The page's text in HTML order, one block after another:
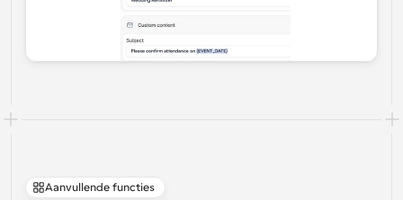
Aanvullende functies